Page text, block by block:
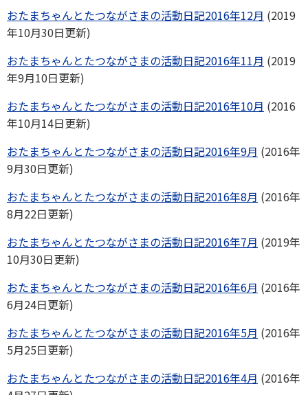
おたまちゃんとたつながさまの活動日記2016年12月 (2019
年10月30日更新)
おたまちゃんとたつながさまの活動日記2016年11月 (2019
年9月10日更新)
おたまちゃんとたつながさまの活動日記2016年10月 (2016
年10月14日更新)
おたまちゃんとたつながさまの活動日記2016年9月 (2016年
9月30日更新)
おたまちゃんとたつながさまの活動日記2016年8月 (2016年
8月22日更新)
おたまちゃんとたつながさまの活動日記2016年7月 (2019年
10月30日更新)
おたまちゃんとたつながさまの活動日記2016年6月 (2016年
6月24日更新)
おたまちゃんとたつながさまの活動日記2016年5月 (2016年
5月25日更新)
おたまちゃんとたつながさまの活動日記2016年4月 (2016年